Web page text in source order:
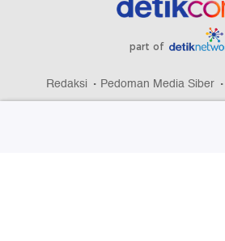
part of
Redaksi Pedoman Media Siber
Info Iklan
Privacy Policy